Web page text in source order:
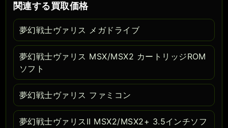
関連する買取価格
夢幻戦士ヴァリス メガドライブ
夢幻戦士ヴァリス MSX/MSX2 カートリッジROM
ソフト
夢幻戦士ヴァリス ファミコン
夢幻戦士ヴァリスII MSX2/MSX2+ 3.5インチソフ